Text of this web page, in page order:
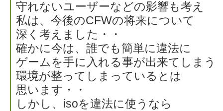
守れないユーザーなどの影響も考え
私は、今後のCFWの将来について
深く考えました・・
確かに今は、誰でも簡単に違法に
ゲームを手に入れる事が出来てしま
環境が整ってしまっているとは
思います・・
しかし、isoを違法に使うなら